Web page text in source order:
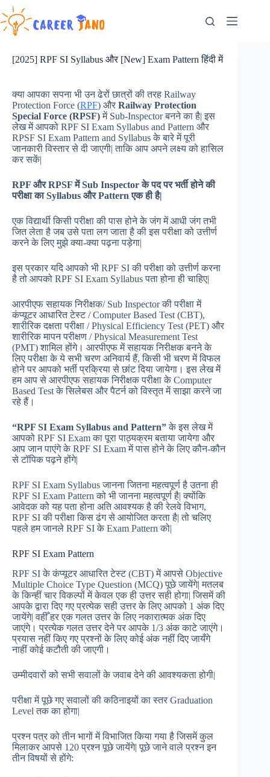
Skip
to
content
[2025] RPF SI Syllabus और [New] Exam Pattern हिंदी में
क्या आपका सपना भी उन ढेरों छात्रों की तरह Railway
Protection Force (RPF) और Railway Protection
Special Force (RPSF)में Sub-Inspector बनने का है| इस
लेख में आपको RPF SI Exam Syllabus and Pattern और
RPSF SI Exam Pattern and Syllabus के बारे में पूरी
जानकारी विस्तार से दी जाएगी| ताकि आप अपने लक्ष्य को हासिल
कर सकें|
RPF औरRPSFमेंSub Inspectorके पद पर भर्ती होने की
परीक्षा काSyllabus औरPatternएक ही है|
एक विद्यार्थी किसी परीक्षा की पास होने के जंग में आधी जंग तभी
जित लेता है जब उसे पता लग जाता है की इस परीक्षा को उत्तीर्ण
करने के लिए मुझे क्या-क्या पढ़ना पड़ेगा|
इस प्रकार यदि आपको भी RPF SI की परीक्षा को उत्तीर्ण करना
है तो आपको RPF SI Exam Syllabus पता होना ही चाहिए|
आरपीएफ सहायक निरीक्षक/ Sub Inspector की परीक्षा में
कंप्यूटर आधारित टेस्ट / Computer Based Test (CBT),
शारीरिक दक्षता परीक्षा / Physical Efficiency Test (PET) और
शारीरिक मापन परीक्षण / Physical Measurement Test
(PMT) शामिल होंगे। आरपीएफ में सहायक निरीक्षक बनने के
लिए परीक्षा के ये सभी चरण अनिवार्य हैं, किसी भी चरण में विफल
होने पर आपको भर्ती प्रक्रिया से छांट दिया जायेगा। इस लेख में
हम आप से आरपीएफ सहायक निरीक्षक परीक्षा के Computer
Based Test के सिलेबस और पैटर्न को विस्तृत में साझा करने जा
रहे हैं।
“RPF SI Exam Syllabus and Pattern”के इस लेख में
आपको RPF SI Exam का पूरा पाठ्यक्रम बताया जायेगा और
आप जान पाएंगे के RPF SI Exam में पास होने के लिए कौन-कौन
से टॉपिक पढ़ने होंगे|
RPF SI Exam Syllabus जानना जितना महत्वपूर्ण है उतना ही
RPF SI Exam Pattern को भी जानना महत्वपूर्ण है| क्योंकि
आवेदक को यह पता होना अति आवश्यक है की रेलवे विभाग,
RPF SI की परीक्षा किस ढंग से आयोजित करता है| तो चलिए
पहले हम जानले RPF SI के Exam Pattern को|
RPF SI Exam Pattern
RPF SI के कंप्यूटर आधारित टेस्ट (CBT) में आपसे Objective
Multiple Choice Type Question (MCQ) पूछे जायेंगे| मतलब
के किन्हीं चार विकल्पों में केवल एक ही उत्तर सही होगा| जिसमें की
आपके द्वारा दिए गए प्रत्येक सही उत्तर के लिए आपको 1 अंक दिए
जायेंगे| वहीँ हर एक गलत उत्तर के लिए नकारात्मक अंक दिए
जाएंगे। प्रत्येक गलत उत्तर देने पर आपके 1/3 अंक काटे जाएंगे।
प्रयास नहीं किए गए प्रश्नों के लिए कोई अंक नहीं दिए जायँगे
नाहीं कोई कटौती की जाएगी।
उम्मीदवारों को सभी सवालों के जवाब देने की आवश्यकता होगी|
परीक्षा में पूछे गए सवालों की कठिनाइयों का स्तर Graduation
Level तक का होगा|
प्रश्न पत्र को तीन भागों में विभाजित किया गया है जिसमें कुल
मिलाकर आपसे 120 प्रश्न पूछे जायेंगे| पूछे जाने वाले प्रश्न इन
तीन विषयों से होंगे: